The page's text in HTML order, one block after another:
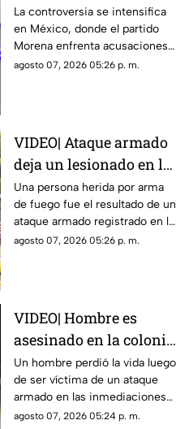
intentos de censura
sobre políticos y
crimen organizado
La controversia se intensifica
en México, donde el partido
Morena enfrenta acusaciones
de censura y manipulación
agosto 07, 2026 05:26 p. m.
VIDEO| Ataque armado
deja un lesionado en la
comunidad de El
Chilillo en Mazatlán
Una persona herida por arma
de fuego fue el resultado de un
ataque armado registrado en la
comunidad de El Chilillo, al
agosto 07, 2026 05:26 p. m.
VIDEO| Hombre es
asesinado en la colonia
Morelos en Mazatlán
Un hombre perdió la vida luego
de ser víctima de un ataque
armado en las inmediaciones
de la colonia Morelos, al
agosto 07, 2026 05:24 p. m.